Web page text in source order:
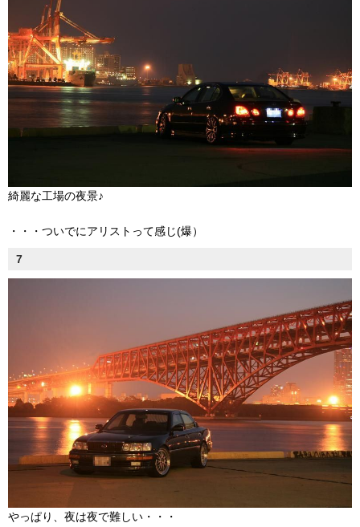
綺麗な工場の夜景♪
・・・ついでにアリストって感じ(爆）
7
やっぱり、夜は夜で難しい・・・